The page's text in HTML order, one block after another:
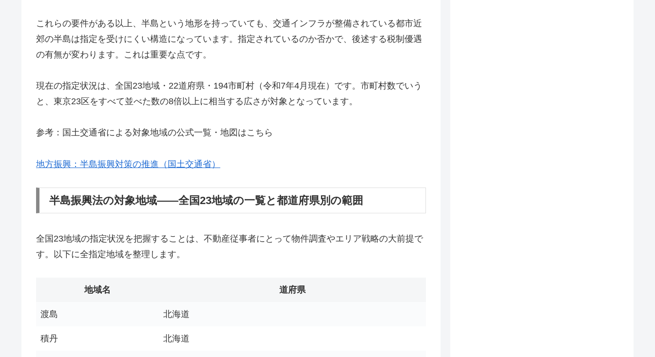
これらの要件がある以上、半島という地形を持っていても、交通インフラが整備されている都市近
郊の半島は指定を受けにくい構造になっています。指定されているのか否かで、後述する税制優遇
の有無が変わります。これは重要な点です。
現在の指定状況は、全国23地域・22道府県・194市町村（令和7年4月現在）です。市町村数でいう
と、東京23区をすべて並べた数の8倍以上に相当する広さが対象となっています。
参考：国土交通省による対象地域の公式一覧・地図はこちら
地方振興：半島振興対策の推進（国土交通省）
半島振興法の対象地域——全国23地域の一覧と都道府県別の範囲
全国23地域の指定状況を把握することは、不動産従事者にとって物件調査やエリア戦略の大前提で
す。以下に全指定地域を整理します。
地域名 道府県
渡島 北海道
積丹 北海道